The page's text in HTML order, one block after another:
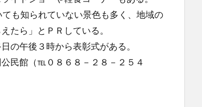
も知られていない景色も多く、地域の
たら」とＰＲしている。
の午後３時から表彰式がある。
民館（℡０８６８－２８－２５４